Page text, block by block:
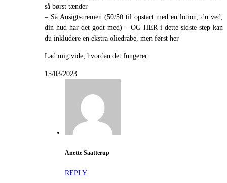
så børst tænder
– Så Ansigtscremen (50/50 til opstart med en lotion, du ved,
din hud har det godt med) – OG HER i dette sidste step kan
du inkludere en ekstra oliedråbe, men først her
Lad mig vide, hvordan det fungerer.
15/03/2023
Anette Saatterup
REPLY